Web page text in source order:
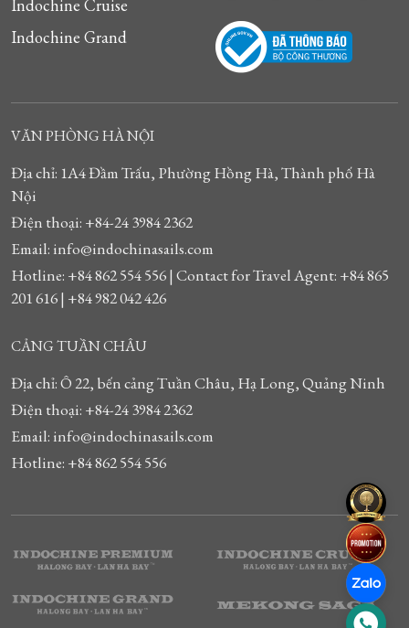
Indochine Cruise
Indochine Grand
VĂN PHÒNG HÀ NỘI
Địa chỉ: 1A4 Đầm Trấu, Phường Hồng Hà, Thành phố Hà
Nội
Điện thoại: +84-24 3984 2362
Email: info@indochinasails.com
Hotline: +84 862 554 556 | Contact for Travel Agent: +84 865
201 616 | +84 982 042 426
CẢNG TUẦN CHÂU
Địa chỉ: Ô 22, bến cảng Tuần Châu, Hạ Long, Quảng Ninh
Điện thoại: +84-24 3984 2362
Email: info@indochinasails.com
Hotline: +84 862 554 556